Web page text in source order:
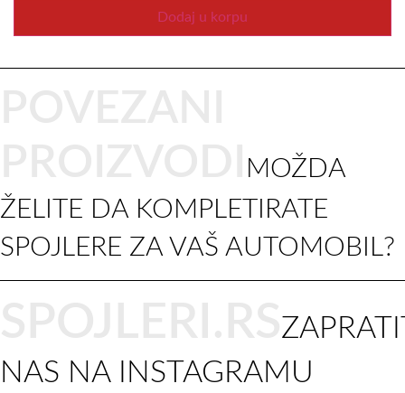
Dodaj u korpu
MOŽDA
ŽELITE DA KOMPLETIRATE
SPOJLERE ZA VAŠ AUTOMOBIL?
NAS NA INSTAGRAMU